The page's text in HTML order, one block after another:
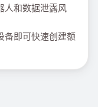
人和数据泄露风
备即可快速创建额